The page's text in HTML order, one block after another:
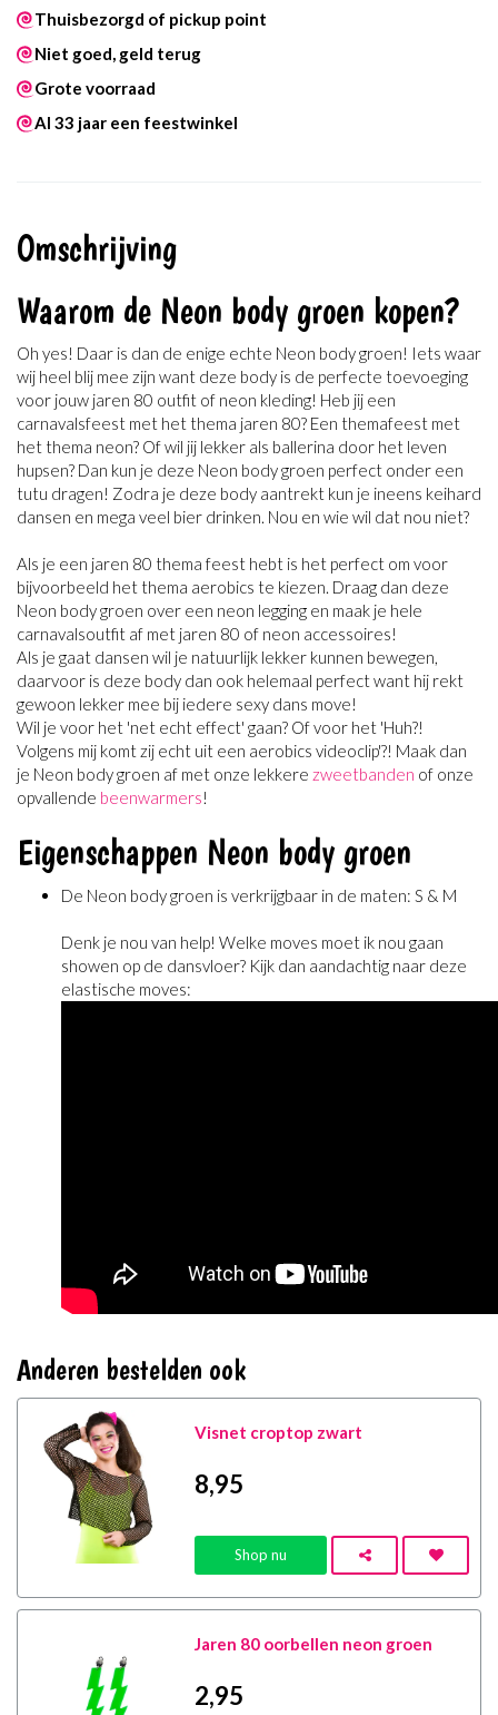
Thuisbezorgd of pickup point
Niet goed, geld terug
Grote voorraad
Al 33 jaar een feestwinkel
Omschrijving
Waarom de Neon body groen kopen?
Oh yes! Daar is dan de enige echte Neon body groen! Iets waar
wij heel blij mee zijn want deze body is de perfecte toevoeging
voor jouw jaren 80 outfit of neon kleding! Heb jij een
carnavalsfeest met het thema jaren 80? Een themafeest met
het thema neon? Of wil jij lekker als ballerina door het leven
hupsen? Dan kun je deze Neon body groen perfect onder een
tutu dragen! Zodra je deze body aantrekt kun je ineens keihard
dansen en mega veel bier drinken. Nou en wie wil dat nou niet?
Als je een jaren 80 thema feest hebt is het perfect om voor
bijvoorbeeld het thema aerobics te kiezen. Draag dan deze
Neon body groen over een neon legging en maak je hele
carnavalsoutfit af met jaren 80 of neon accessoires!
Als je gaat dansen wil je natuurlijk lekker kunnen bewegen,
daarvoor is deze body dan ook helemaal perfect want hij rekt
gewoon lekker mee bij iedere sexy dans move!
Wil je voor het 'net echt effect' gaan? Of voor het 'Huh?!
Volgens mij komt zij echt uit een aerobics videoclip'?! Maak dan
je Neon body groen af met onze lekkere zweetbanden of onze
opvallende beenwarmers!
Eigenschappen Neon body groen
De Neon body groen is verkrijgbaar in de maten: S & M
Denk je nou van help! Welke moves moet ik nou gaan
showen op de dansvloer? Kijk dan aandachtig naar deze
elastische moves:
Anderen bestelden ook
Visnet croptop zwart
8,95
Shop nu
Jaren 80 oorbellen neon groen
2,95